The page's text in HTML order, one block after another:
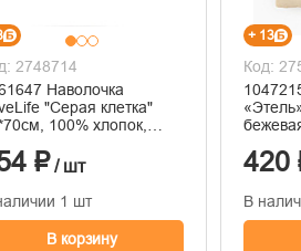
2748714
Наволочка
"Серая клетка"
100% хлопок,
₽ / шт
1 шт
В корзину
+ 13
Код:
420
В